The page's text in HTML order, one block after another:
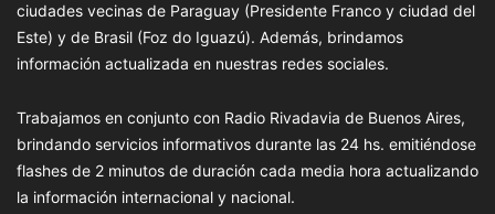
ciudades vecinas de Paraguay (Presidente Franco y ciudad del
Este) y de Brasil (Foz do Iguazú). Además, brindamos
información actualizada en nuestras redes sociales.
Trabajamos en conjunto con Radio Rivadavia de Buenos Aires,
brindando servicios informativos durante las 24 hs. emitiéndose
flashes de 2 minutos de duración cada media hora actualizando
la información internacional y nacional.